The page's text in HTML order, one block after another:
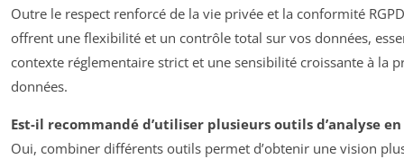
Outre le respect renforcé de la vie privée et la conformité
offrent une flexibilité et un contrôle total sur vos données,
contexte réglementaire strict et une sensibilité croissante à la
données.
Est-il recommandé d’utiliser plusieurs outils d’analyse
Oui, combiner différents outils permet d’obtenir une vision